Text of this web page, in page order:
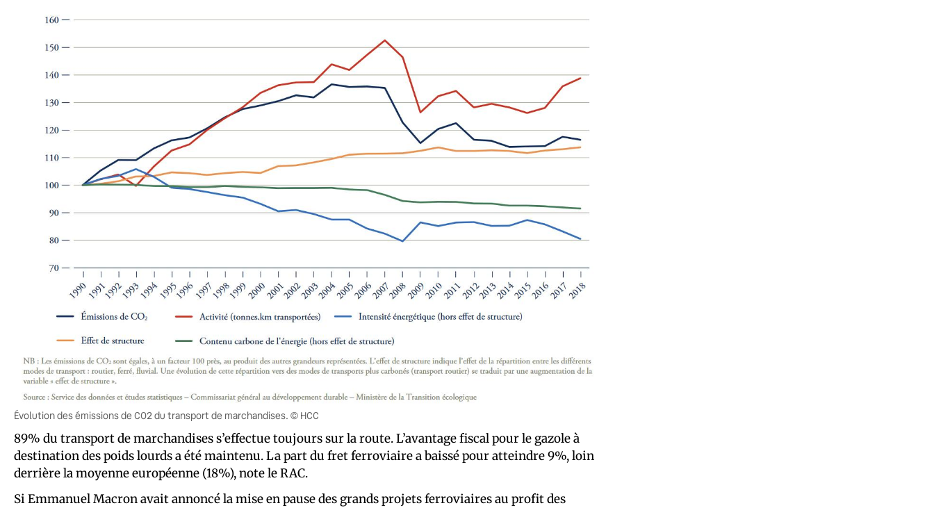
Évolution des émissions de CO2 du transport de marchandises. © HCC
89% du transport de marchandises s’effectue toujours sur la route. L’avantage fiscal pour le gazole à
destination des poids lourds a été maintenu. La part du fret ferroviaire a baissé pour atteindre 9%, loin
derrière la moyenne européenne (18%), note le RAC.
Si Emmanuel Macron avait annoncé la mise en pause des grands projets ferroviaires au profit des